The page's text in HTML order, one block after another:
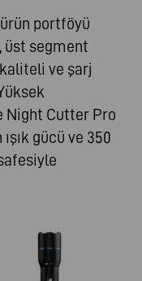
portföyü
üst segment
ve şarj
Night Cutter Pro
gücü ve 350